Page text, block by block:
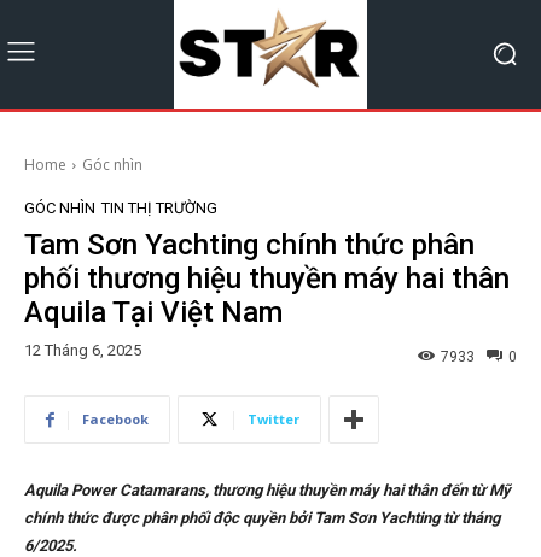
Home Góc nhìn
GÓC NHÌN TIN THỊ TRƯỜNG
Tam Sơn Yachting chính thức phân
phối thương hiệu thuyền máy hai thân
Aquila Tại Việt Nam
12 Tháng 6, 2025 0
7933
Facebook Twitter
Aquila Power Catamarans, thương hiệu thuyền máy hai thân đến từ Mỹ
chính thức được phân phối độc quyền bởi Tam Sơn Yachting từ tháng
6/2025.